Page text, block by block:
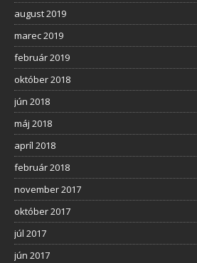
august 2019
marec 2019
február 2019
október 2018
jún 2018
máj 2018
apríl 2018
február 2018
november 2017
október 2017
júl 2017
jún 2017